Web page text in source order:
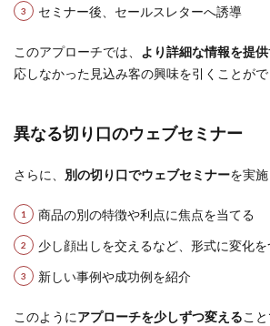
セミナー後、セールスレターへ誘導
このアプローチでは、 より詳細な情報を提供
応しなかった見込み客の興味を引くことがで
異なる切り口のウェブセミナー
さらに、 別の切り口でウェブセミナーを実施
商品の別の特徴や利点に焦点を当てる
少し顔出しを交えるなど、形式に変化を
新しい事例や成功例を紹介
このようにアプローチを少しずつ変えるこ